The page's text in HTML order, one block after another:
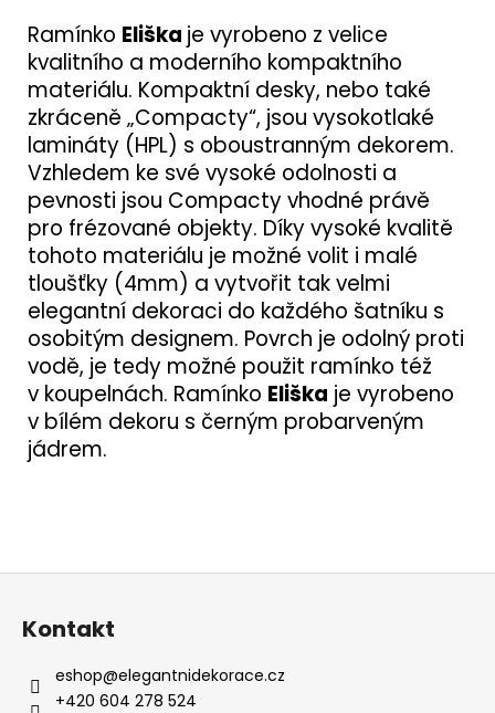
Ramínko Eliška je vyrobeno z velice
kvalitního a moderního kompaktního
materiálu. Kompaktní desky, nebo také
zkráceně „Compacty“, jsou vysokotlaké
lamináty (HPL) s oboustranným dekorem.
Vzhledem ke své vysoké odolnosti a
pevnosti jsou Compacty vhodné právě
pro frézované objekty. Díky vysoké kvalitě
tohoto materiálu je možné volit i malé
tloušťky (4mm) a vytvořit tak velmi
elegantní dekoraci do každého šatníku s
osobitým designem. Povrch je odolný proti
vodě, je tedy možné použit ramínko též
v koupelnách. Ramínko Eliška je vyrobeno
v bílém dekoru s černým probarveným
jádrem.
Z
Kontakt
eshop@elegantnidekorace.cz
+420 604 278 524